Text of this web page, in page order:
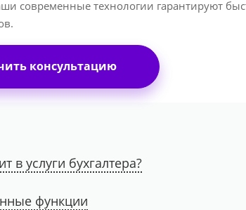
современные технологии гарантируют
консультацию
в услуги бухгалтера?
функции